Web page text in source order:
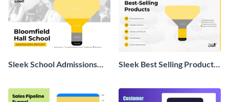
Sleek School Admissions
Sleek Best Selling Products